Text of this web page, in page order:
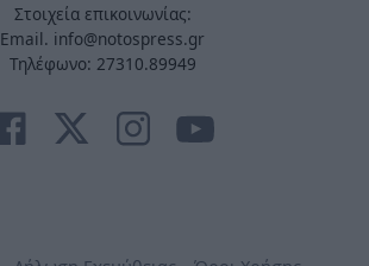
Στοιχεία επικοινωνίας:
Email. info@notospress.gr
Τηλέφωνο: 27310.89949